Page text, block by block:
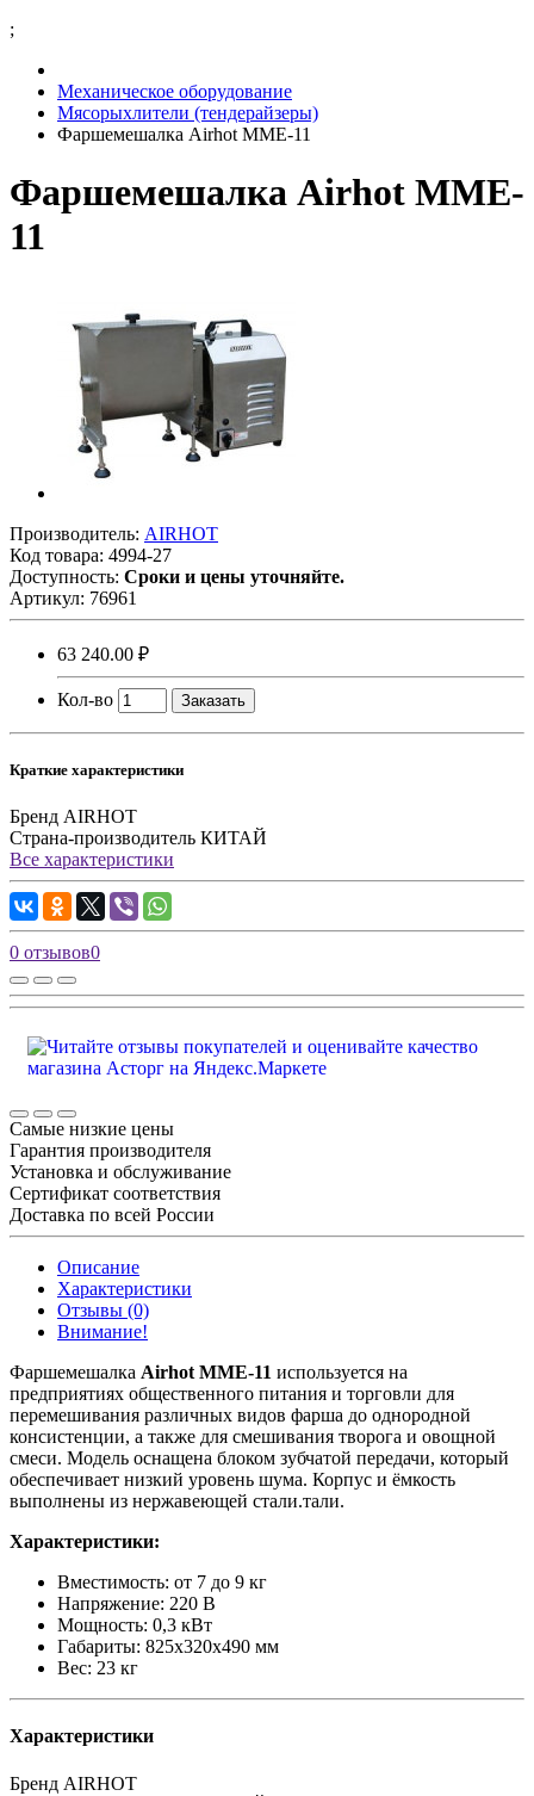
;
Механическое оборудование
Мясорыхлители (тендерайзеры)
Фаршемешалка Airhot MME-11
Фаршемешалка Airhot MME-
11
Производитель: AIRHOT
Код товара: 4994-27
Доступность: Сроки и цены уточняйте.
Артикул: 76961
63 240.00 ₽
Кол-во Заказать
Краткие характеристики
Бренд AIRHOT
Страна-производитель КИТАЙ
Все характеристики
0 отзывов0
Самые низкие цены
Гарантия производителя
Установка и обслуживание
Сертификат соответствия
Доставка по всей России
Описание
Характеристики
Отзывы (0)
Внимание!
Фаршемешалка Airhot MMЕ-11 используется на
предприятиях общественного питания и торговли для
перемешивания различных видов фарша до однородной
консистенции, а также для смешивания творога и овощной
смеси. Модель оснащена блоком зубчатой передачи, который
обеспечивает низкий уровень шума. Корпус и ёмкость
выполнены из нержавеющей стали.тали.
Характеристики:
Вместимость: от 7 до 9 кг
Напряжение: 220 В
Мощность: 0,3 кВт
Габариты: 825х320х490 мм
Вес: 23 кг
Характеристики
Бренд AIRHOT